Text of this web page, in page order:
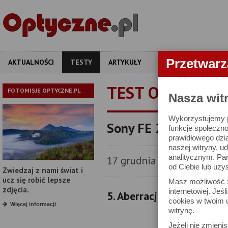
Nasza
Wykorzystujemy
funkcje
prawidłowego
naszej witryny,
analitycznym.
od Ciebie lub
Masz możliwość
internetowej.
cookies w twoim
witrynę.
Jeżeli nie
AKTUALNOŚCI TESTY ARTYKUŁY APARATY
FOTOMISJE OPTYCZNE.PL
Zwiedzaj z nami świat i
ucz się robić lepsze
zdjęcia.
Więcej informacji
TEST
Sony FE 28-70 mm
17 grudnia 2024
5. Aberracja